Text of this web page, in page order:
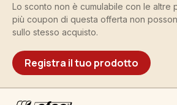
Lo sconto non è cumulabile con le altre
più coupon di questa offerta non
sullo stesso acquisto.
Registra il tuo prodotto